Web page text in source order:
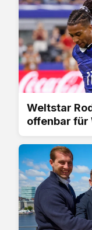
Weltstar
offenbar für